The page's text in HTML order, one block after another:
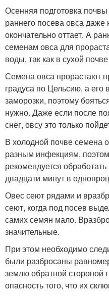
Осенняя подготовка
раннего посева овса
окончательно оттает. А
семенам овса для
воды, так как в сухой
Семена овса прорастают
градуса по Цельсию, а
заморозки, поэтому
нужно. Даже если после
снег, овсу это только
В холодной почве семена
разным инфекциям,
рекомендуется
двадцати минут в
Овес сеют рядами и
сеют, когда под посев
самих семян мало.
значительные.
При этом необходимо
были разбросаны
землю обратной стороной
опасность того, что их